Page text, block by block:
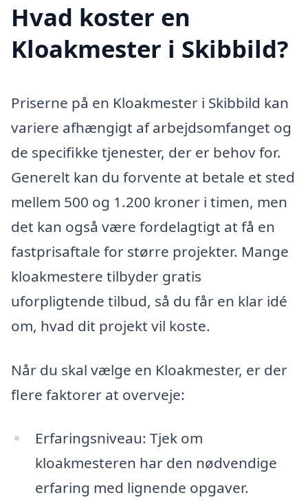
Hvad koster en
Kloakmester i Skibbild?
Priserne på en Kloakmester i Skibbild kan
variere afhængigt af arbejdsomfanget og
de specifikke tjenester, der er behov for.
Generelt kan du forvente at betale et sted
mellem 500 og 1.200 kroner i timen, men
det kan også være fordelagtigt at få en
fastprisaftale for større projekter. Mange
kloakmestere tilbyder gratis
uforpligtende tilbud, så du får en klar idé
om, hvad dit projekt vil koste.
Når du skal vælge en Kloakmester, er der
flere faktorer at overveje:
Erfaringsniveau: Tjek om
kloakmesteren har den nødvendige
erfaring med lignende opgaver.